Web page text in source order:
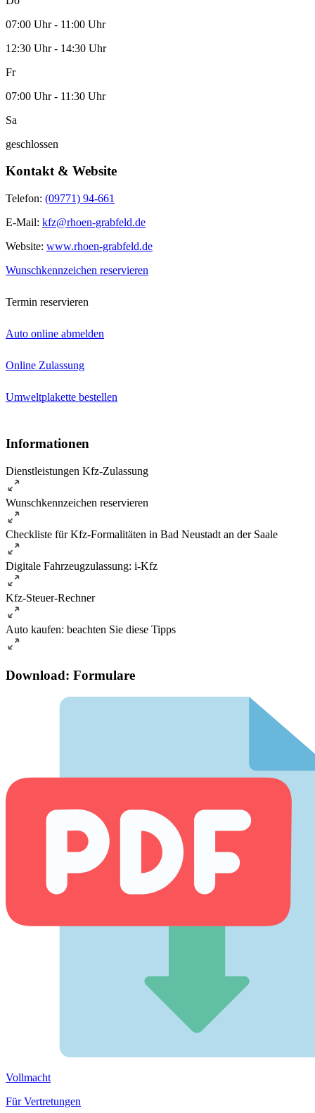
07:00 Uhr - 11:00 Uhr
12:30 Uhr - 14:30 Uhr
Fr
07:00 Uhr - 11:30 Uhr
Sa
geschlossen
Kontakt & Website
Telefon: (09771) 94-661
E-Mail: kfz@rhoen-grabfeld.de
Website: www.rhoen-grabfeld.de
Wunschkennzeichen reservieren
Termin reservieren
Auto online abmelden
Online Zulassung
Umweltplakette bestellen
Informationen
Dienstleistungen Kfz-Zulassung
Wunschkennzeichen reservieren
Checkliste für Kfz-Formalitäten in Bad Neustadt an der Saale
Digitale Fahrzeugzulassung: i-Kfz
Kfz-Steuer-Rechner
Auto kaufen: beachten Sie diese Tipps
Download: Formulare
Vollmacht
Für Vertretungen